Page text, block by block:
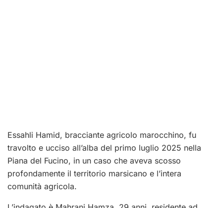
Essahli Hamid, bracciante agricolo marocchino, fu
travolto e ucciso all’alba del primo luglio 2025 nella
Piana del Fucino, in un caso che aveva scosso
profondamente il territorio marsicano e l’intera
comunità agricola.